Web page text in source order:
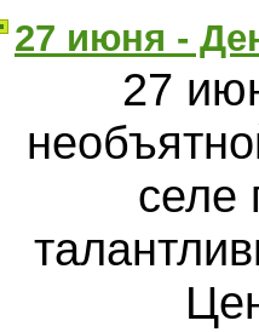
27 июня -
27
селе